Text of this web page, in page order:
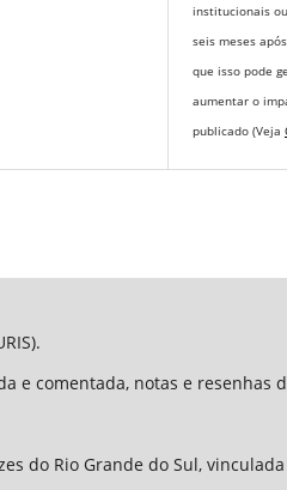
institucionais
seis meses
que isso pode
aumentar o
publicado (Veja
e comentada, notas e resenhas
do Rio Grande do Sul,